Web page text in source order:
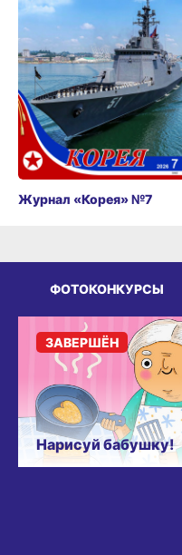
Журнал «Корея» №7
ФОТОКОНКУРСЫ
Нарисуй бабушку!
ЗАВЕРШЁН